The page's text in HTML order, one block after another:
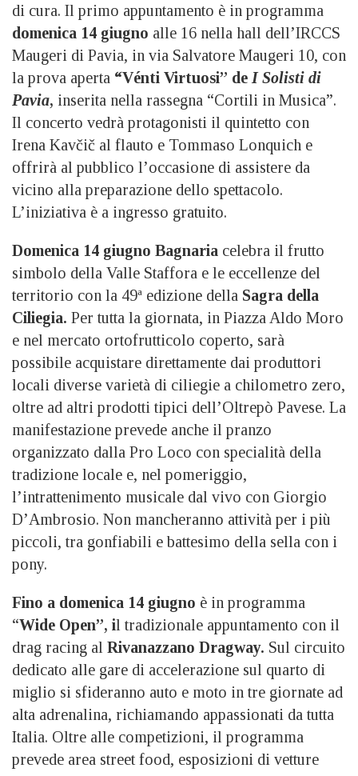
di cura. Il primo appuntamento è in programma
domenica 14 giugno alle 16 nella hall dell’IRCCS
Maugeri di Pavia, in via Salvatore Maugeri 10, con
la prova aperta “Vénti Virtuosi” de I Solisti di
Pavia, inserita nella rassegna “Cortili in Musica”.
Il concerto vedrà protagonisti il quintetto con
Irena Kavčič al flauto e Tommaso Lonquich e
offrirà al pubblico l’occasione di assistere da
vicino alla preparazione dello spettacolo.
L’iniziativa è a ingresso gratuito.
Domenica 14 giugno Bagnaria celebra il frutto
simbolo della Valle Staffora e le eccellenze del
territorio con la 49ª edizione della Sagra della
Ciliegia. Per tutta la giornata, in Piazza Aldo Moro
e nel mercato ortofrutticolo coperto, sarà
possibile acquistare direttamente dai produttori
locali diverse varietà di ciliegie a chilometro zero,
oltre ad altri prodotti tipici dell’Oltrepò Pavese. La
manifestazione prevede anche il pranzo
organizzato dalla Pro Loco con specialità della
tradizione locale e, nel pomeriggio,
l’intrattenimento musicale dal vivo con Giorgio
D’Ambrosio. Non mancheranno attività per i più
piccoli, tra gonfiabili e battesimo della sella con i
pony.
Fino a domenica 14 giugno è in programma
“Wide Open”, il tradizionale appuntamento con il
drag racing al Rivanazzano Dragway. Sul circuito
dedicato alle gare di accelerazione sul quarto di
miglio si sfideranno auto e moto in tre giornate ad
alta adrenalina, richiamando appassionati da tutta
Italia. Oltre alle competizioni, il programma
prevede area street food, esposizioni di vetture